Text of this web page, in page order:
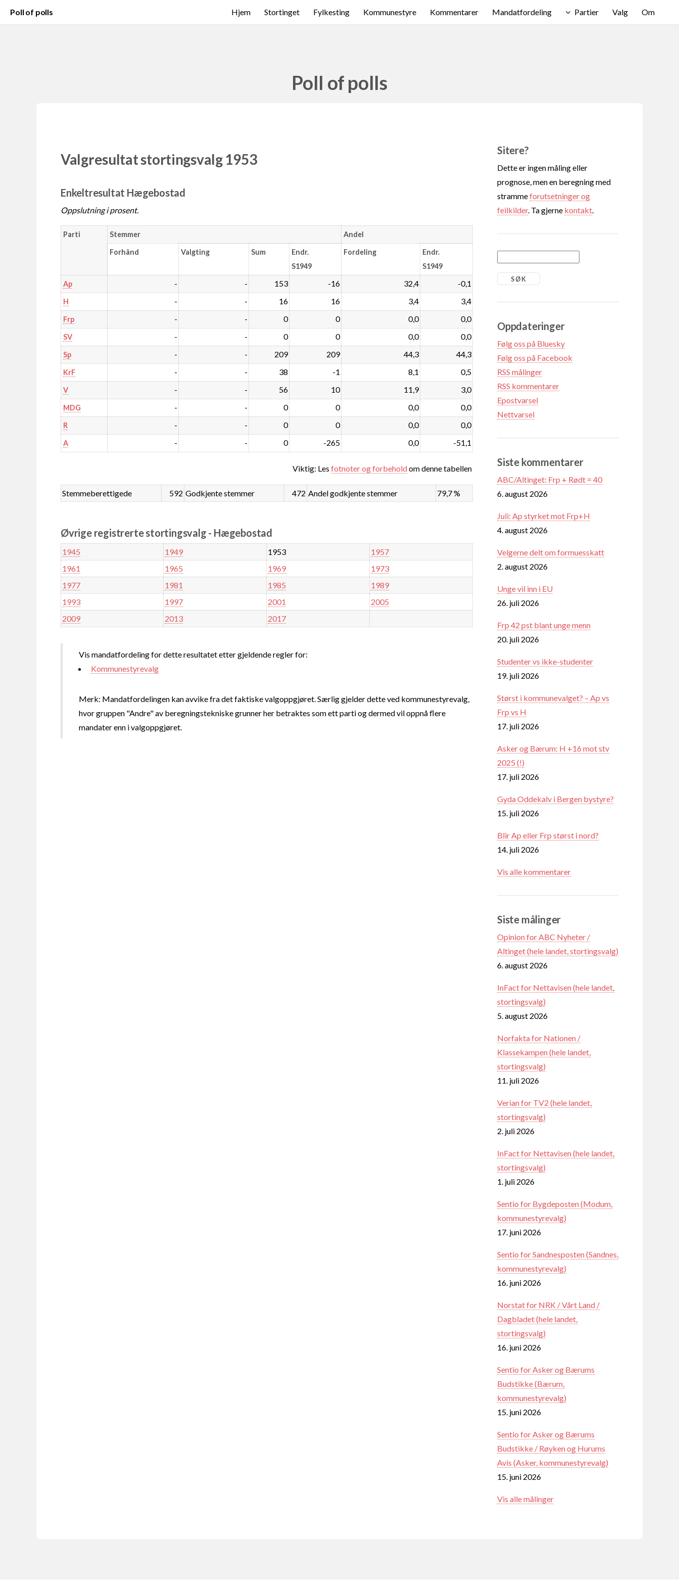
Poll of polls Hjem Stortinget Fylkesting Kommunestyre Kommentarer Mandatfordeling Partier Valg Om
Poll of polls
Valgresultat stortingsvalg 1953
Enkeltresultat Hægebostad
Oppslutning i prosent.
Parti Stemmer Andel
Forhånd Valgting Sum
Endr.
S1949
Fordeling
Endr.
S1949
Ap - - 153 -16 32,4 -0,1
H - - 16 16 3,4 3,4
Frp - - 0 0 0,0 0,0
SV - - 0 0 0,0 0,0
Sp - - 209 209 44,3 44,3
KrF - - 38 -1 8,1 0,5
V - - 56 10 11,9 3,0
MDG - - 0 0 0,0 0,0
R - - 0 0 0,0 0,0
A - - 0 -265 0,0 -51,1
Viktig: Les fotnoter og forbeholdom denne tabellen
Stemmeberettigede 592 Godkjente stemmer 472 Andel godkjente stemmer 79,7 %
Øvrige registrerte stortingsvalg - Hægebostad
1945 1949 1953
1957
1961
1965 1969
1973
1977
1981 1985
1989
1993
1997 2001
2005
2009
2013 2017
Vis mandatfordeling for dette resultatet etter gjeldende regler for:
Kommunestyrevalg
Merk: Mandatfordelingen kan avvike fra det faktiske valgoppgjøret. Særlig gjelder dette ved kommunestyrevalg,
hvor gruppen "Andre" av beregningstekniske grunner her betraktes som ett parti og dermed vil oppnå flere
mandater enn i valgoppgjøret.
Sitere?
Dette er ingen måling eller
prognose, men en beregning med
strammeforutsetninger og
feilkilder. Ta gjerne kontakt
Oppdateringer
Følg oss på Bluesky
Følg oss på Facebook
RSS målinger
RSS kommentarer
Epostvarsel
Nettvarsel
Siste kommentarer
ABC/Altinget: Frp + Rødt = 40
6. august 2026
Juli: Ap styrket mot Frp+H
4. august 2026
Velgerne delt om formuesskatt
2. august 2026
Unge vil inn i EU
26. juli 2026
Frp 42 pst blant unge menn
20. juli 2026
Studenter vs ikke-studenter
19. juli 2026
Størst i kommunevalget? – Ap vs
Frp vs H
17. juli 2026
Asker og Bærum: H +16 mot stv
2025 (!)
17. juli 2026
Gyda Oddekalv i Bergen bystyre?
15. juli 2026
Blir Ap eller Frp størst i nord?
14. juli 2026
Vis alle kommentarer
Siste målinger
Opinion for ABC Nyheter /
Altinget (hele landet, stortingsvalg)
6. august 2026
InFact for Nettavisen (hele landet,
stortingsvalg)
5. august 2026
Norfakta for Nationen /
Klassekampen (hele landet,
stortingsvalg)
11. juli 2026
Verian for TV2 (hele landet,
stortingsvalg)
2. juli 2026
InFact for Nettavisen (hele landet,
stortingsvalg)
1. juli 2026
Sentio for Bygdeposten (Modum,
kommunestyrevalg)
17. juni 2026
Sentio for Sandnesposten (Sandnes,
kommunestyrevalg)
16. juni 2026
Norstat for NRK / Vårt Land /
Dagbladet (hele landet,
stortingsvalg)
16. juni 2026
Sentio for Asker og Bærums
Budstikke (Bærum,
kommunestyrevalg)
15. juni 2026
Sentio for Asker og Bærums
Budstikke / Røyken og Hurums
Avis (Asker, kommunestyrevalg)
15. juni 2026
Vis alle målinger